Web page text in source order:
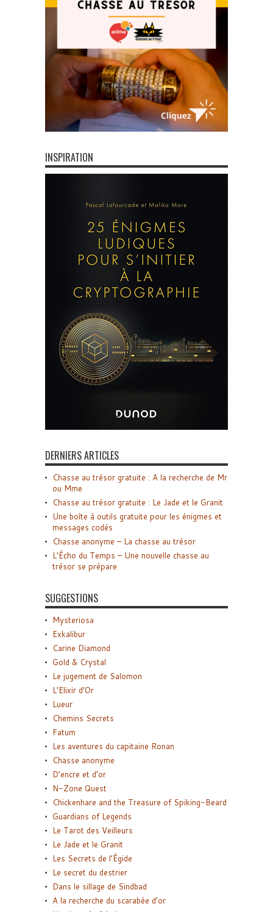
INSPIRATION
DERNIERS ARTICLES
Chasse au trésor gratuite : A la recherche de Mr
ou Mme
Chasse au trésor gratuite : Le Jade et le Granit
Une boîte à outils gratuite pour les énigmes et
messages codés
Chasse anonyme – La chasse au trésor
L’Écho du Temps – Une nouvelle chasse au
trésor se prépare
SUGGESTIONS
Mysteriosa
Exkalibur
Carine Diamond
Gold & Crystal
Le jugement de Salomon
L’Elixir d’Or
Lueur
Chemins Secrets
Fatum
Les aventures du capitaine Ronan
Chasse anonyme
D’encre et d’or
N-Zone Quest
Chickenhare and the Treasure of Spiking-Beard
Guardians of Legends
Le Tarot des Veilleurs
Le Jade et le Granit
Les Secrets de l’Égide
Le secret du destrier
Dans le sillage de Sindbad
A la recherche du scarabée d’or